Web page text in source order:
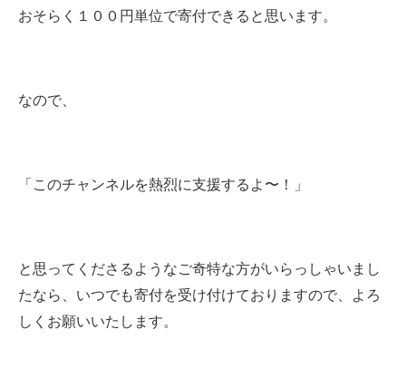
おそらく１００円単位で寄付できると思います。
なので、
「このチャンネルを熱烈に支援するよ〜！」
と思ってくださるようなご奇特な方がいらっしゃいまし
たなら、いつでも寄付を受け付けておりますので、よろ
しくお願いいたします。